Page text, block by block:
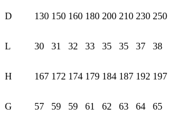
D 130 150 160 180 200 210 230 250
L 30 31 32 33 35 35 37 38
Н 167 172 174 179 184 187 192 197
G 57 59 59 61 62 63 64 65